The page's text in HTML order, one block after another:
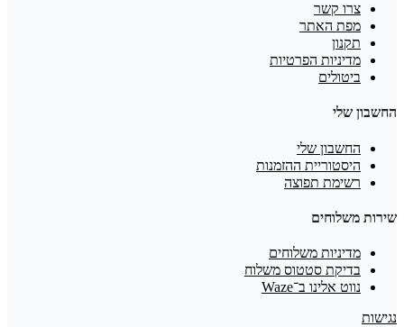
צרו קשר
מפת האתר
תקנון
מדיניות הפרטיות
ביטולים
החשבון שלי
החשבון שלי
היסטוריית ההזמנות
רשימת תפוצה
שירות משלוחים
מדיניות משלוחים
בדיקת סטטוס משלוח
נווט אלינו ב־Waze
נגישות